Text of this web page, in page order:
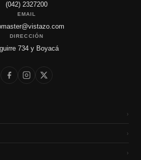
(042) 2327200
EMAIL
DIRECCIÓN
734 y Boyacá
›
›
›